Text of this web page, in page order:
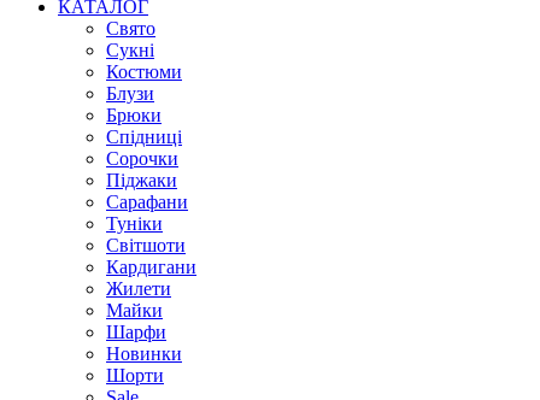
КАТАЛОГ
Свято
Сукні
Костюми
Блузи
Брюки
Спідниці
Сорочки
Піджаки
Сарафани
Туніки
Світшоти
Кардигани
Жилети
Майки
Шарфи
Новинки
Шорти